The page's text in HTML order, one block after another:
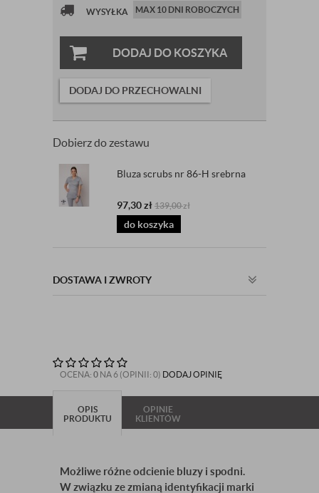
WYSYŁKA MAX 10 DNI ROBOCZYCH
DODAJ DO KOSZYKA
DODAJ DO PRZECHOWALNI
Dobierz do zestawu
Bluza scrubs nr 86-H srebrna
97,30zł 139,00zł
do koszyka
DOSTAWA I ZWROTY
OCENA: 0 NA 6 (OPINII: 0) DODAJ OPINIĘ
OPIS
PRODUKTU
OPINIE
KLIENTÓW
Możliwe różne odcienie bluzy i spodni.
W związku ze zmianą identyfikacji marki